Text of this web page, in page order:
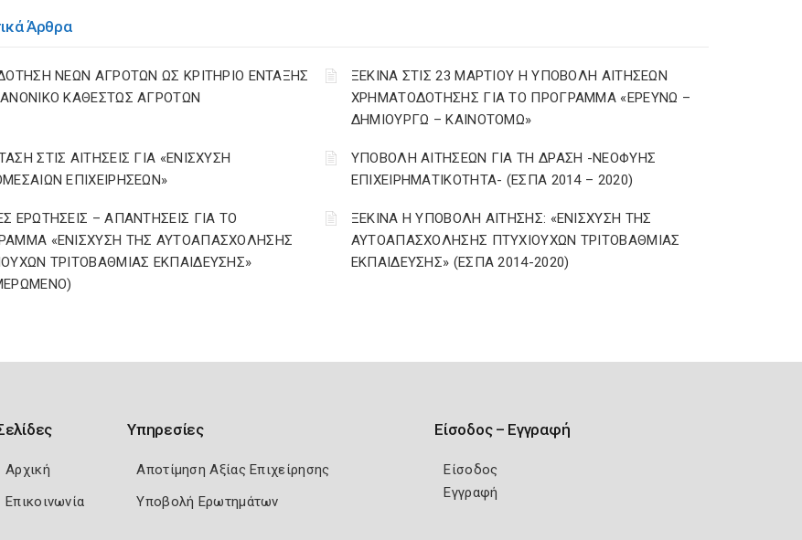
Άρθρα
ΝΕΩΝ ΑΓΡΟΤΩΝ ΩΣ ΚΡΙΤΗΡΙΟ ΕΝΤΑΞΗΣ
ΚΑΘΕΣΤΩΣ ΑΓΡΟΤΩΝ
ΞΕΚΙΝΑ ΣΤΙΣ 23 ΜΑΡΤΙΟΥ Η ΥΠΟΒΟΛΗ ΑΙΤΗΣΕΩΝ
ΧΡΗΜΑΤΟΔΟΤΗΣΗΣ ΓΙΑ ΤΟ ΠΡΟΓΡΑΜΜΑ «ΕΡΕΥΝΩ –
ΔΗΜΙΟΥΡΓΩ – ΚΑΙΝΟΤΟΜΩ»
ΣΤΙΣ ΑΙΤΗΣΕΙΣ ΓΙΑ «ΕΝΙΣΧΥΣΗ
ΕΠΙΧΕΙΡΗΣΕΩΝ»
ΥΠΟΒΟΛΗ ΑΙΤΗΣΕΩΝ ΓΙΑ ΤΗ ΔΡΑΣΗ -ΝΕΟΦΥΗΣ
ΕΠΙΧΕΙΡΗΜΑΤΙΚΟΤΗΤΑ- (ΕΣΠΑ 2014 – 2020)
ΕΡΩΤΗΣΕΙΣ – ΑΠΑΝΤΗΣΕΙΣ ΓΙΑ ΤΟ
«ΕΝΙΣΧΥΣΗ ΤΗΣ ΑΥΤΟΑΠΑΣΧΟΛΗΣΗΣ
ΤΡΙΤΟΒΑΘΜΙΑΣ ΕΚΠΑΙΔΕΥΣΗΣ»
ΞΕΚΙΝΑ Η ΥΠΟΒΟΛΗ ΑΙΤΗΣΗΣ: «ΕΝΙΣΧΥΣΗ ΤΗΣ
ΑΥΤΟΑΠΑΣΧΟΛΗΣΗΣ ΠΤΥΧΙΟΥΧΩΝ ΤΡΙΤΟΒΑΘΜΙΑΣ
ΕΚΠΑΙΔΕΥΣΗΣ» (ΕΣΠΑ 2014-2020)
Αρχική
Επικοινωνία
Υπηρεσίες
Αποτίμηση Αξίας Επιχείρησης
Υποβολή Ερωτημάτων
Είσοδος – Εγγραφή
Είσοδος
Εγγραφή